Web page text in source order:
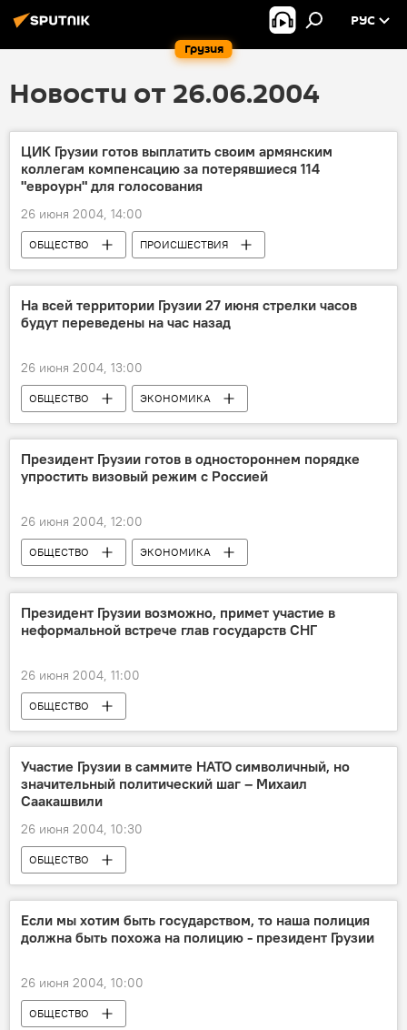
Грузия
РУС
Новости от 26.06.2004
ЦИК Грузии готов выплатить своим армянским
коллегам компенсацию за потерявшиеся 114
"евроурн" для голосования
26 июня 2004, 14:00
ОБЩЕСТВО ПРОИСШЕСТВИЯ
На всей территории Грузии 27 июня стрелки часов
будут переведены на час назад
26 июня 2004, 13:00
ОБЩЕСТВО ЭКОНОМИКА
Президент Грузии готов в одностороннем порядке
упростить визовый режим с Россией
26 июня 2004, 12:00
ОБЩЕСТВО ЭКОНОМИКА
Президент Грузии возможно, примет участие в
неформальной встрече глав государств СНГ
26 июня 2004, 11:00
ОБЩЕСТВО
Участие Грузии в саммите НАТО символичный, но
значительный политический шаг – Михаил
Саакашвили
26 июня 2004, 10:30
ОБЩЕСТВО
Если мы хотим быть государством, то наша полиция
должна быть похожа на полицию - президент Грузии
26 июня 2004, 10:00
ОБЩЕСТВО